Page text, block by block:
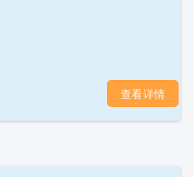
查看详情